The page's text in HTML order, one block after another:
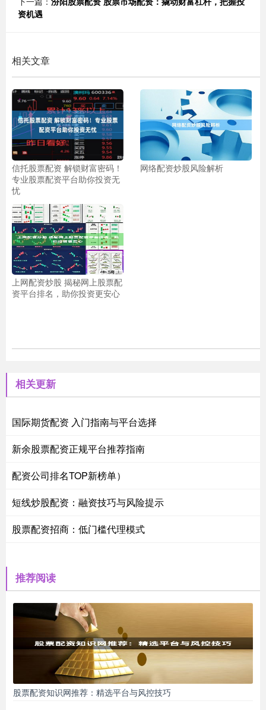
资机遇
相关文章
信托股票配资 解锁财富密码！
专业股票配资平台助你投资无
忧
网络配资炒股风险解析
上网配资炒股 揭秘网上股票配
资平台排名，助你投资更安心
相关更新
国际期货配资 入门指南与平台选择
新余股票配资正规平台推荐指南
配资公司排名TOP新榜单）
短线炒股配资：融资技巧与风险提示
股票配资招商：低门槛代理模式
推荐阅读
股票配资知识网推荐：精选平台与风控技巧